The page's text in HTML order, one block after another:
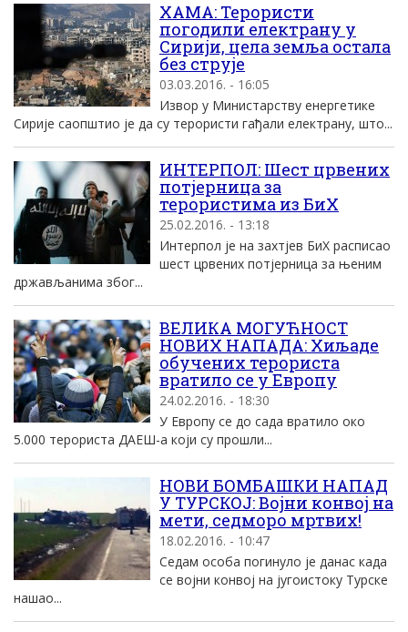
ХАМА: Терористи
погодили електрану у
Сирији, цела земља остала
без струје
03.03.2016. - 16:05
Извор у Министарству енергетике
Сирије саопштио је да су терористи гађали електрану, што...
ИНТЕРПОЛ: Шест црвених
потјерница за
терористима из БиХ
25.02.2016. - 13:18
Интерпол је на захтјев БиХ расписао
шест црвених потјерница за њеним
држављанима због...
ВЕЛИКА МОГУЋНОСТ
НОВИХ НАПАДА: Хиљаде
обучених терориста
вратило се у Европу
24.02.2016. - 18:30
У Европу се до сада вратило око
5.000 терориста ДАЕШ-а који су прошли...
НОВИ БОМБАШКИ НАПАД
У ТУРСКОЈ: Војни конвој на
мети, седморо мртвих!
18.02.2016. - 10:47
Седам особа погинуло је данас када
се војни конвој на југоистоку Турске
нашао...